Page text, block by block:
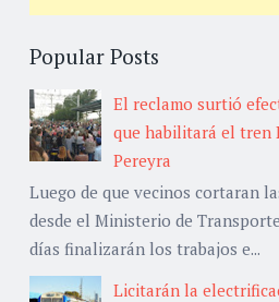
Popular Posts
El reclamo surtió
que habilitará el tren
Pereyra
Luego de que vecinos cortaran
desde el Ministerio de
días finalizarán los trabajos e...
Licitarán la